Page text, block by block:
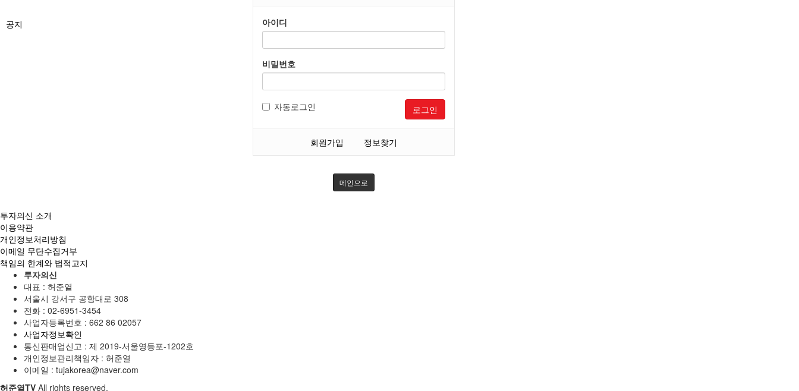
공지 아이디
비밀번호
자동로그인 로그인
회원가입 정보찾기
메인으로
투자의신 소개
이용약관
개인정보처리방침
이메일 무단수집거부
책임의 한계와 법적고지
투자의신
대표 : 허준열
서울시 강서구 공항대로 308
전화 : 02-6951-3454
사업자등록번호 : 662 86 02057
사업자정보확인
통신판매업신고 : 제 2019-서울영등포-1202호
개인정보관리책임자 : 허준열
이메일 : tujakorea@naver.com
허준열TV All rights reserved.